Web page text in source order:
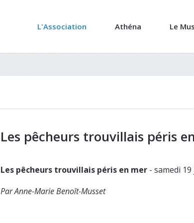
L'Association Athéna Le
Les pêcheurs trouvillais péris
Les pêcheurs trouvillais péris en mer - samedi
Par Anne-Marie Benoît-Musset